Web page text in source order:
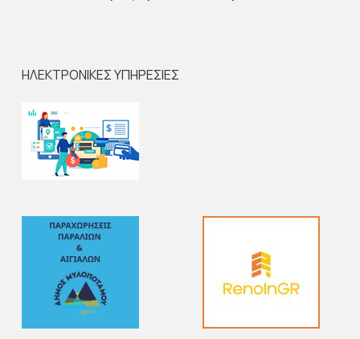
ΗΛΕΚΤΡΟΝΙΚΕΣ ΥΠΗΡΕΣΙΕΣ